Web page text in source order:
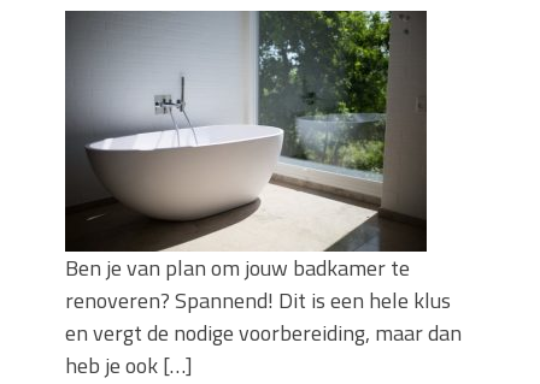
Ben je van plan om jouw badkamer te
renoveren? Spannend! Dit is een hele klus
en vergt de nodige voorbereiding, maar dan
heb je ook […]